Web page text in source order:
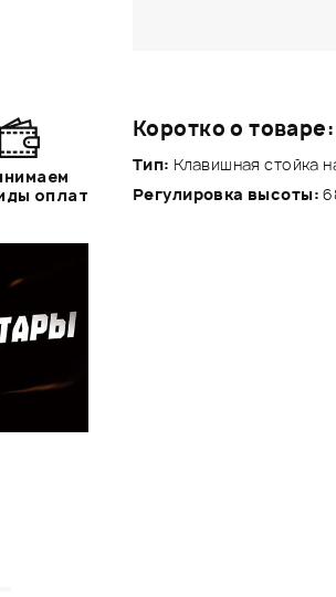
Коротко о товаре:
Тип: Клавишная стойка
Регулировка высоты:
оплат